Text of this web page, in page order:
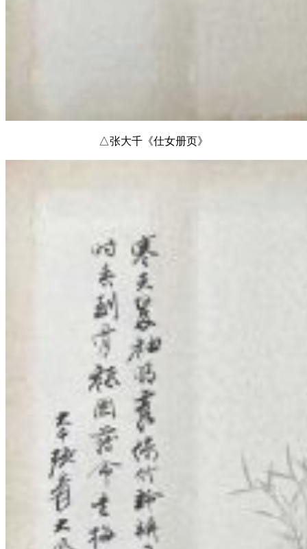
△张大千《仕女册页》